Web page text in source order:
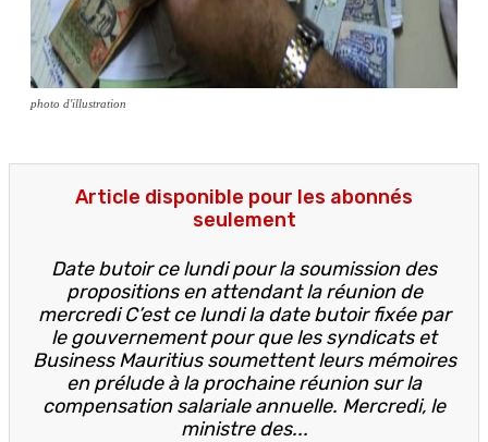
photo d'illustration
Article disponible pour les abonnés
seulement
Date butoir ce lundi pour la soumission des
propositions en attendant la réunion de
mercredi C’est ce lundi la date butoir fixée par
le gouvernement pour que les syndicats et
Business Mauritius soumettent leurs mémoires
en prélude à la prochaine réunion sur la
compensation salariale annuelle. Mercredi, le
ministre des...